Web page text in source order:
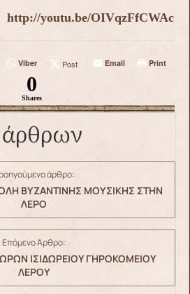
http://youtu.be/OIVqzFfCWAc
Viber Post Email Print
0
Shares
άρθρο:
ΒΥΖΑΝΤΙΝΗΣ ΜΟΥΣΙΚΗΣ ΣΤΗΝ
ΛΕΡΟ
Επόμενο Άρθρο:
ΙΣΙΔΩΡΕΙΟΥ ΓΗΡΟΚΟΜΕΙΟΥ
ΛΕΡΟΥ